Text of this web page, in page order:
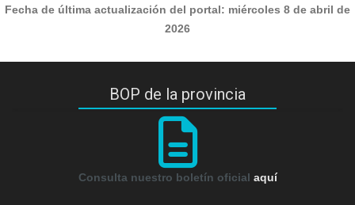
Fecha de última actualización del portal: miércoles 8 de abril de
2026
BOP de la provincia
Consulta nuestro boletín oficial aquí